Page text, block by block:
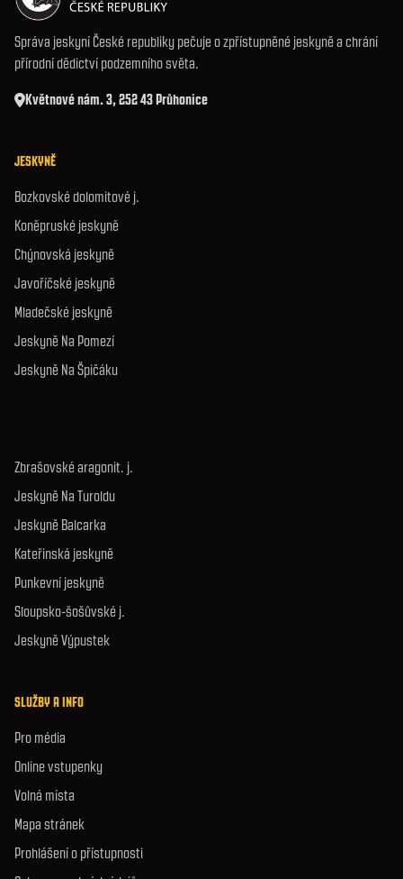
Správa jeskyní České republiky pečuje o zpřístupněné jeskyně a chrání
přírodní dědictví podzemního světa.
Květnové nám. 3, 252 43 Průhonice
JESKYNĚ
Bozkovské dolomitové j.
Koněpruské jeskyně
Chýnovská jeskyně
Javoříčské jeskyně
Mladečské jeskyně
Jeskyně Na Pomezí
Jeskyně Na Špičáku
Zbrašovské aragonit. j.
Jeskyně Na Turoldu
Jeskyně Balcarka
Kateřinská jeskyně
Punkevní jeskyně
Sloupsko-šošůvské j.
Jeskyně Výpustek
SLUŽBY A INFO
Pro média
Online vstupenky
Volná místa
Mapa stránek
Prohlášení o přístupnosti